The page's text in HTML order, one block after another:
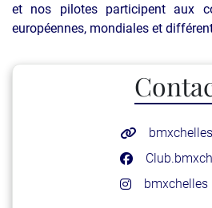
et nos pilotes participent aux
européennes, mondiales et
bmxchelles